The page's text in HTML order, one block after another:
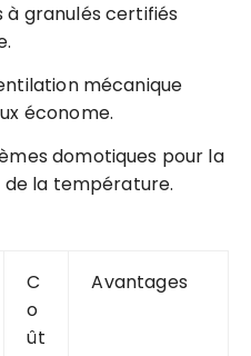
granulés certifiés
mécanique
économe.
domotiques pour la
la température.
C
o
ût
Avantages